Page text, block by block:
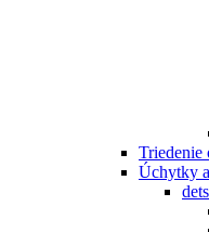
Triedenie
Úchytky